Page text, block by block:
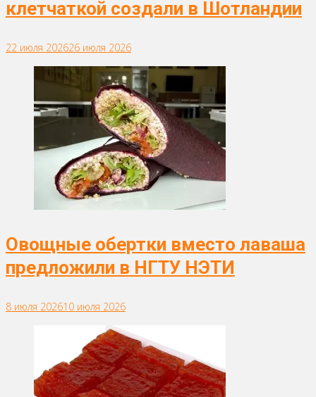
клетчаткой создали в Шотландии
22 июля 202626 июля 2026
Овощные обертки вместо лаваша
предложили в НГТУ НЭТИ
8 июля 202610 июля 2026